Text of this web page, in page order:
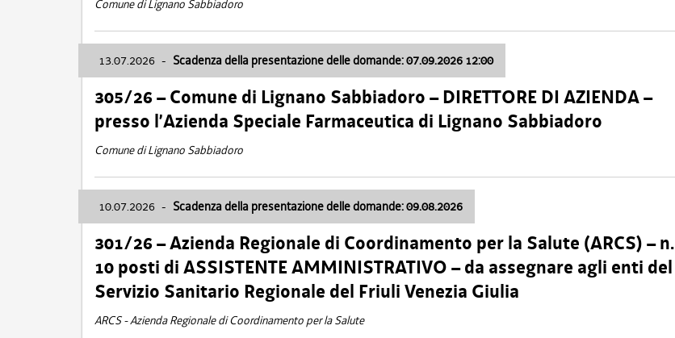
Comune di Lignano Sabbiadoro
13.07.2026 - Scadenza della presentazione delle domande: 07.09.2026 12:00
305/26 – Comune di Lignano Sabbiadoro – DIRETTORE DI AZIENDA –
presso l’Azienda Speciale Farmaceutica di Lignano Sabbiadoro
Comune di Lignano Sabbiadoro
10.07.2026 - Scadenza della presentazione delle domande: 09.08.2026
301/26 – Azienda Regionale di Coordinamento per la Salute (ARCS) – n.
10 posti di ASSISTENTE AMMINISTRATIVO – da assegnare agli enti del
Servizio Sanitario Regionale del Friuli Venezia Giulia
ARCS - Azienda Regionale di Coordinamento per la Salute